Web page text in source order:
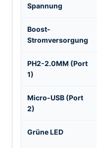
Spannung
Boost-
Stromversorgung
PH2-2.0MM (Port
1)
Micro-USB (Port
2)
Grüne LED